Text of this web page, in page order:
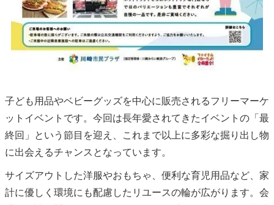
子ども用品やベビーグッズを中心に販売されるフリーマーケ
ットイベントです。今回は長年愛されてきたイベントの「最
終回」という節目を迎え、これまで以上に多彩な掘り出し物
に出会えるチャンスとなっています。
サイズアウトした洋服やおもちゃ、便利な育児用品など、家
計に優しく環境にも配慮したリユースの輪が広がります。会